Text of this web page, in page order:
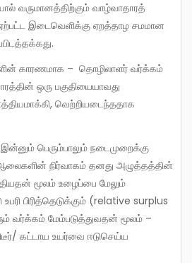
வருமானத்திற்கும் வாழ்வாதாரத்
இடைவெளிக்கு ஏறத்தாழ சமமான
ஒரு பகுதியையாவது
வெற்றியடைந்ததாக
நிர்வாகம் தனது அழுத்தத்தின்
மூலம் உழைப்பை மேலும்
உபரி பிரித்தெடுக்கும் (relative surplus
வர்க்கம் மேம்படுத்துவதன் மூலம் –
கட்டாய உயர்வை ஈடுசெய்ய